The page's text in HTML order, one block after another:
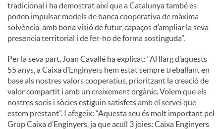
tradicional i ha demostrat així que a Catalunya també es
poden impulsar models de banca cooperativa de màxima
solvència, amb bona visió de futur, capaços d’ampliar la seva
presencia territorial i de fer-ho de forma sostinguda”.
Per la seva part, Joan Cavallé ha explicat: “Al llarg d’aquests
55 anys, a Caixa d’Enginyers hem estat sempre treballant en
base als nostres valors cooperatius, prioritzant la creació de
valor compartit i amb un creixement orgànic. Volem que els
nostres socis i sòcies estiguin satisfets amb el servei que
estem prestant”. I afegeix: “Aquesta seu és molt important pel
Grup Caixa d’Enginyers, ja que acull 3 joies: Caixa Enginyers